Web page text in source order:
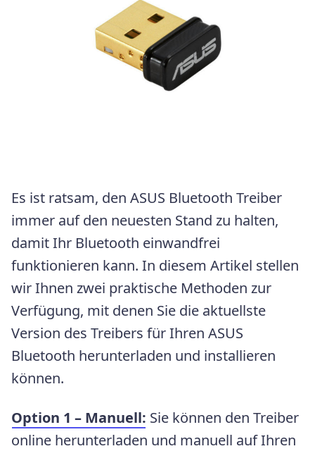
Es ist ratsam, den ASUS Bluetooth Treiber
immer auf den neuesten Stand zu halten,
damit Ihr Bluetooth einwandfrei
funktionieren kann. In diesem Artikel stellen
wir Ihnen zwei praktische Methoden zur
Verfügung, mit denen Sie die aktuellste
Version des Treibers für Ihren ASUS
Bluetooth herunterladen und installieren
können.
Option 1 – Manuell: Sie können den Treiber
online herunterladen und manuell auf Ihren